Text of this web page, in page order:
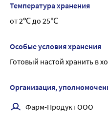
печени.
Пищевая и энергетическая
ккал/ 425,0 кДж.
Температура хранения
от 2℃ до 25℃
Особые условия хранения
Готовый настой хранить в
Организация,
Фарм-Продукт ООО